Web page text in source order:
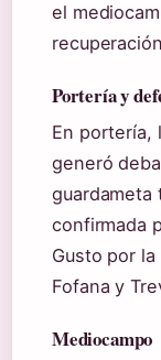
el
Portería y
En portería,
generó
guardameta
confirmada
Gusto por
Fofana y
Mediocampo